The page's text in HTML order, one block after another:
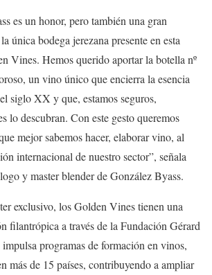
es un honor, pero también una gran
única bodega jerezana presente en esta
Vines. Hemos querido aportar la botella nº
un vino único que encierra la esencia
siglo XX y que, estamos seguros,
lo descubran. Con este gesto queremos
mejor sabemos hacer, elaborar vino, al
internacional de nuestro sector”, señala
y master blender de González Byass.
exclusivo, los Golden Vines tienen una
filantrópica a través de la Fundación Gérard
programas de formación en vinos,
más de 15 países, contribuyendo a ampliar